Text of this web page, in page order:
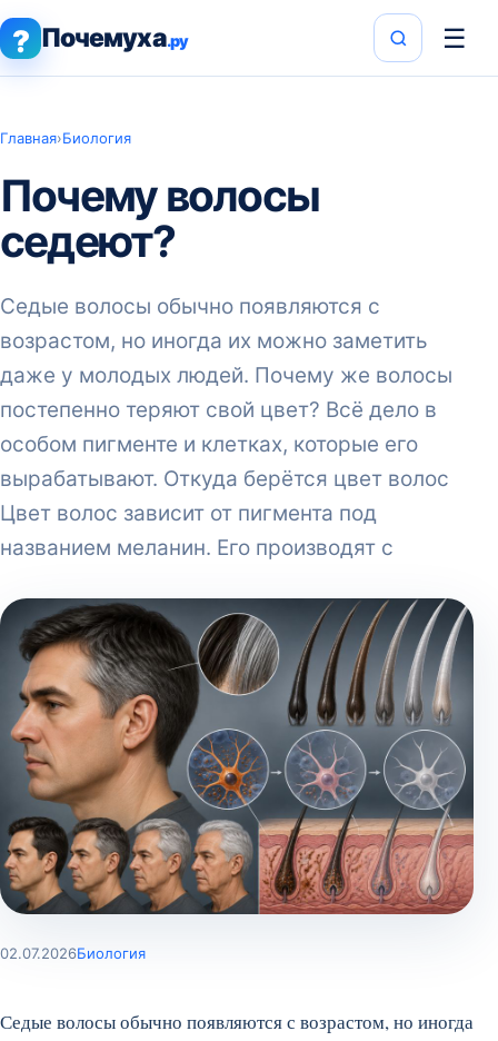
? Почемуха.ру ☰
Главная›Биология
Почему волосы
седеют?
Седые волосы обычно появляются с
возрастом, но иногда их можно заметить
даже у молодых людей. Почему же волосы
постепенно теряют свой цвет? Всё дело в
особом пигменте и клетках, которые его
вырабатывают. Откуда берётся цвет волос
Цвет волос зависит от пигмента под
названием меланин. Его производят с
02.07.2026Биология
Седые волосы обычно появляются с возрастом, но иногда